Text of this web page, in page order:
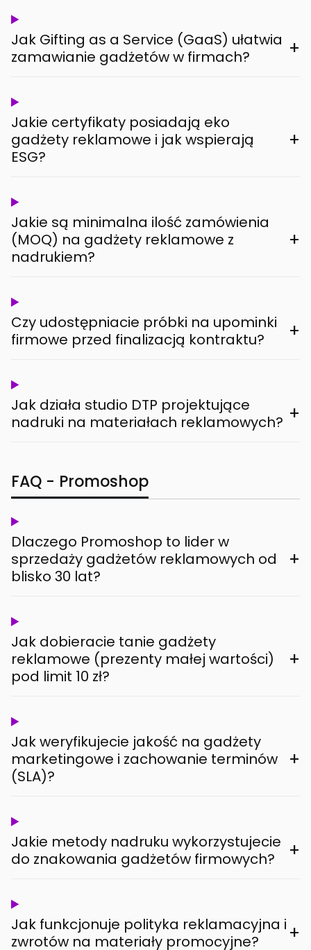
Jak Gifting as a Service (GaaS) ułatwia
zamawianie gadżetów w firmach?
+
Jakie certyfikaty posiadają eko
gadżety reklamowe i jak wspierają
ESG?
+
Jakie są minimalna ilość zamówienia
(MOQ) na gadżety reklamowe z
nadrukiem?
+
Czy udostępniacie próbki na upominki
firmowe przed finalizacją kontraktu?
+
Jak działa studio DTP projektujące
nadruki na materiałach reklamowych? +
FAQ - Promoshop
Dlaczego Promoshop to lider w
sprzedaży gadżetów reklamowych od
blisko 30 lat?
+
Jak dobieracie tanie gadżety
reklamowe (prezenty małej wartości)
pod limit 10 zł?
+
Jak weryfikujecie jakość na gadżety
marketingowe i zachowanie terminów
(SLA)?
+
Jakie metody nadruku wykorzystujecie
do znakowania gadżetów firmowych?
+
Jak funkcjonuje polityka reklamacyjna i
zwrotów na materiały promocyjne?
+